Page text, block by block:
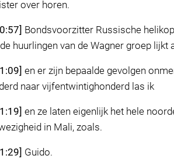
over horen.
Bondsvoorzitter Russische
huurlingen van de Wagner groep
en er zijn bepaalde gevolgen
naar vijfentwintighonderd las ik
en ze laten eigenlijk het hele
in Mali, zoals.
Guido.